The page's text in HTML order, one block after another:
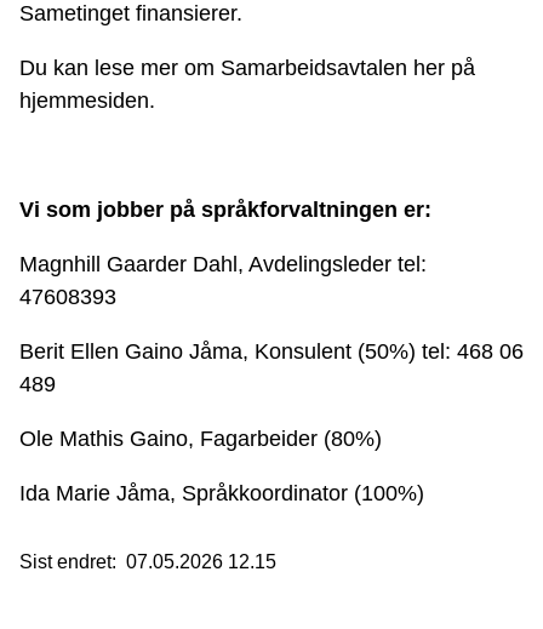
Sametinget finansierer.
Du kan lese mer om Samarbeidsavtalen her på
hjemmesiden.
Vi som jobber på språkforvaltningen er:
Magnhill Gaarder Dahl, Avdelingsleder tel:
47608393
Berit Ellen Gaino Jåma, Konsulent (50%) tel: 468 06
489
Ole Mathis Gaino, Fagarbeider (80%)
Ida Marie Jåma, Språkkoordinator (100%)
Sist endret 07.05.2026 12.15